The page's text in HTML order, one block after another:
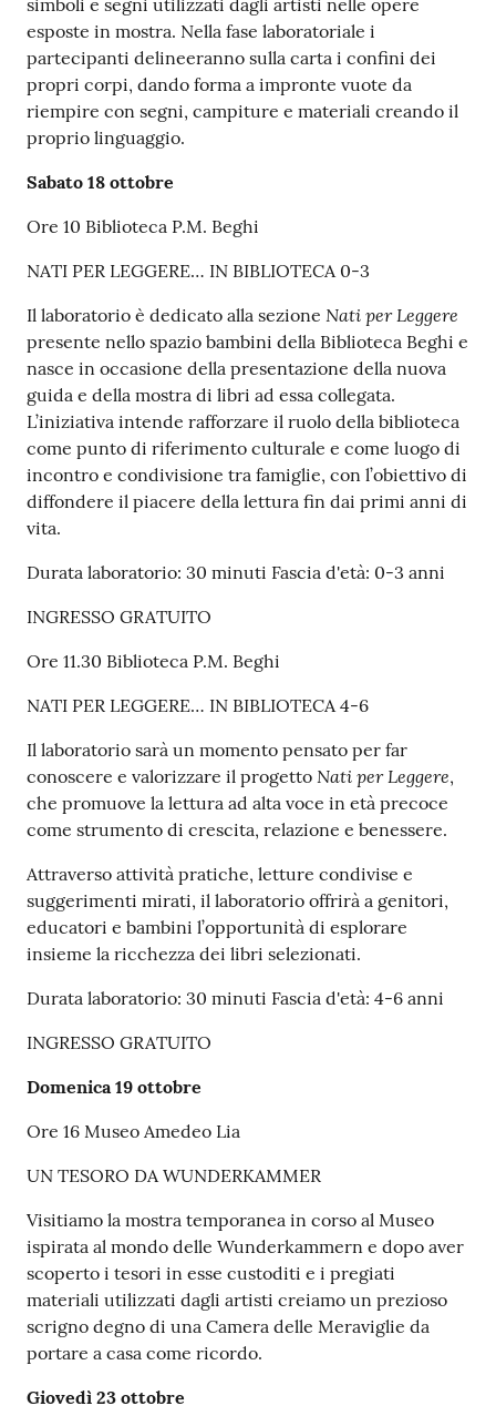
simboli e segni utilizzati dagli artisti nelle opere
esposte in mostra. Nella fase laboratoriale i
partecipanti delineeranno sulla carta i confini dei
propri corpi, dando forma a impronte vuote da
riempire con segni, campiture e materiali creando il
proprio linguaggio.
Sabato 18 ottobre
Ore 10 Biblioteca P.M. Beghi
NATI PER LEGGERE… IN BIBLIOTECA 0-3
Il laboratorio è dedicato alla sezione Nati per Leggere
presente nello spazio bambini della Biblioteca Beghi e
nasce in occasione della presentazione della nuova
guida e della mostra di libri ad essa collegata.
L’iniziativa intende rafforzare il ruolo della biblioteca
come punto di riferimento culturale e come luogo di
incontro e condivisione tra famiglie, con l’obiettivo di
diffondere il piacere della lettura fin dai primi anni di
vita.
Durata laboratorio: 30 minuti Fascia d'età: 0-3 anni
INGRESSO GRATUITO
Ore 11.30 Biblioteca P.M. Beghi
NATI PER LEGGERE… IN BIBLIOTECA 4-6
Il laboratorio sarà un momento pensato per far
conoscere e valorizzare il progetto Nati per Leggere,
che promuove la lettura ad alta voce in età precoce
come strumento di crescita, relazione e benessere.
Attraverso attività pratiche, letture condivise e
suggerimenti mirati, il laboratorio offrirà a genitori,
educatori e bambini l’opportunità di esplorare
insieme la ricchezza dei libri selezionati.
Durata laboratorio: 30 minuti Fascia d'età: 4-6 anni
INGRESSO GRATUITO
Domenica 19 ottobre
Ore 16 Museo Amedeo Lia
UN TESORO DA WUNDERKAMMER
Visitiamo la mostra temporanea in corso al Museo
ispirata al mondo delle Wunderkammern e dopo aver
scoperto i tesori in esse custoditi e i pregiati
materiali utilizzati dagli artisti creiamo un prezioso
scrigno degno di una Camera delle Meraviglie da
portare a casa come ricordo.
Giovedì 23 ottobre